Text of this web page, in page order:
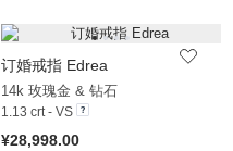
订婚戒指 Edrea
14k 玫瑰金 & 钻石
1.13 crt - VS
¥28,998.00